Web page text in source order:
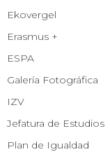
Ekovergel
Erasmus +
ESPA
Galería Fotográfica
IZV
Jefatura de Estudios
Plan de Igualdad